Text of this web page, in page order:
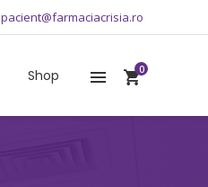
pacient@farmaciacrisia.ro
Shop 0